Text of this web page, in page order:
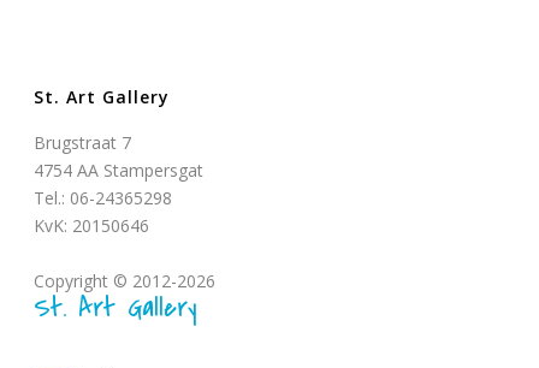
St. Art Gallery
Brugstraat 7
4754 AA Stampersgat
Tel.: 06-24365298
KvK: 20150646
Copyright © 2012-2026
St. Art Gallery